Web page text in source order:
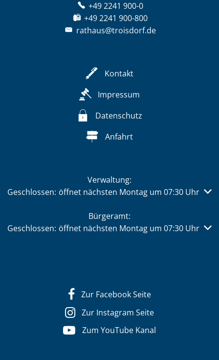
+49 2241 900-0
+49 2241 900-800
rathaus@troisdorf.de
Kontakt
Impressum
Datenschutz
Anfahrt
Verwaltung:
Klicken, um weitere Öffnungs- oder Schließzeiten
Geschlossen: öffnet nächsten Montag um 07:30 Uhr
Bürgeramt:
Klicken, um weitere Öffnungs- oder Schließzeiten
Geschlossen: öffnet nächsten Montag um 07:30 Uhr
Zur Facebook Seite
Zur Instagram Seite
Zum YouTube Kanal